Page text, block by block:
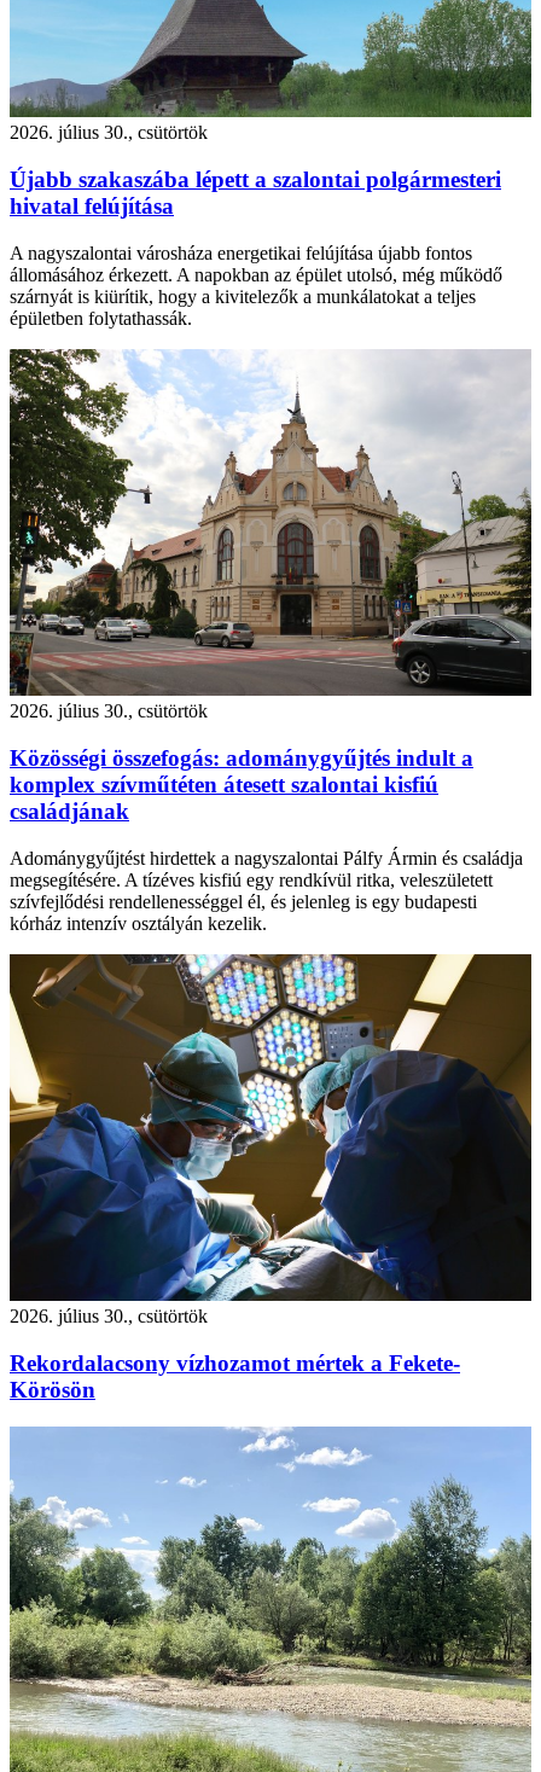
2026. július 30., csütörtök
Újabb szakaszába lépett a szalontai polgármesteri
hivatal felújítása
A nagyszalontai városháza energetikai felújítása újabb fontos
állomásához érkezett. A napokban az épület utolsó, még működő
szárnyát is kiürítik, hogy a kivitelezők a munkálatokat a teljes
épületben folytathassák.
2026. július 30., csütörtök
Közösségi összefogás: adománygyűjtés indult a
komplex szívműtéten átesett szalontai kisfiú
családjának
Adománygyűjtést hirdettek a nagyszalontai Pálfy Ármin és családja
megsegítésére. A tízéves kisfiú egy rendkívül ritka, veleszületett
szívfejlődési rendellenességgel él, és jelenleg is egy budapesti
kórház intenzív osztályán kezelik.
2026. július 30., csütörtök
Rekordalacsony vízhozamot mértek a Fekete-
Körösön